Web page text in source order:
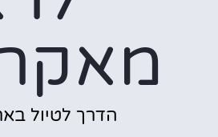
הדרך לטיול